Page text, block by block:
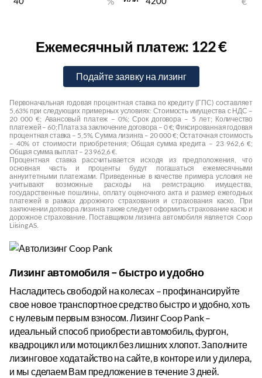
Ежемесячный платеж: 122 €
Первоначальная годовая процентная ставка по кредиту (ГПС) составляет
5,63% при следующих примерных условиях: Стоимость имущества с НДС –
20 000 €; Авансовый платеж – 0%; Срок договора – 5 лет; Количество
платежей – 60; Плата за заключение договора – 0 €; Фиксированная годовая
процентная ставка – 5,5%. Сумма лизинга – 20 000 €; Остаточная стоимость
– 40% от стоимости приобретения; Общая сумма кредита – 23 962,6 €;
Общая сумма выплат – 23 962,6 €.
Процентная ставка рассчитывается исходя из предположения, что
основная часть и проценты будут погашаться ежемесячными
аннуитетными платежами. Приведенные в качестве примера условия не
учитывают возможные расходы на регистрацию имущества,
государственные пошлины, оплату оценочного акта и размер ежегодных
платежей в рамках дорожного страхования и страхования каско. При
заключении договора лизинга также следует оформить страхование каско и
дорожное страхование. Поставщиком лизинга автомобиля является Coop
Liising AS.
Лизинг автомобиля – быстро и удобно
Насладитесь свободой на колесах – профинансируйте
свое новое транспортное средство быстро и удобно, хоть
с нулевым первым взносом. Лизинг Coop Pank –
идеальный способ приобрести автомобиль, фургон,
квадроцикл или мотоцикл без лишних хлопот. Заполните
лизинговое ходатайство на сайте, в конторе или у дилера,
и мы сделаем Вам предложение в течение 3 дней.